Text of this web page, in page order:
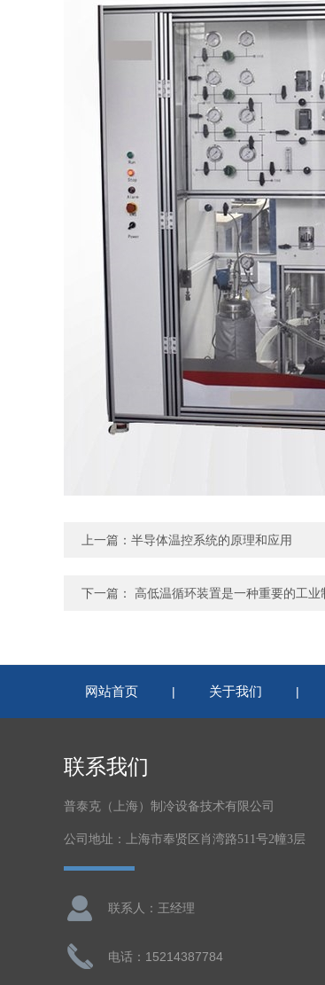
上一篇： 半导体温控系统的原理和应用
下一篇： 高低温循环装置是一种重要的工业
网站首页 | 关于我们 |
联系我们
普泰克（上海）制冷设备技术有限公司
公司地址：上海市奉贤区肖湾路511号2幢3层
联系人：王经理
电话：15214387784